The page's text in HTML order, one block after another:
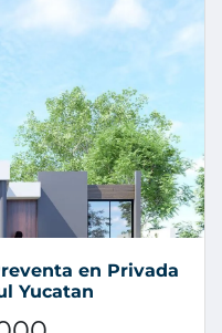
en Privada
Yucatan